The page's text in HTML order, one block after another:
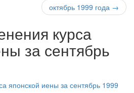
октябрь 1999 года →
курса
за сентябрь